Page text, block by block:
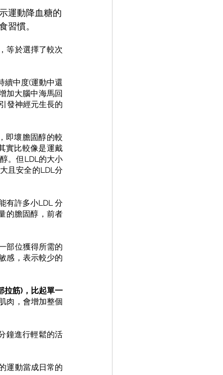
運動降血糖的
習慣。
等於選擇了較次
續中度(運動中還
加大腦中海馬回
發神經元生長的
即壞膽固醇的較
實比較像是運戴
。但LDL的大小
且安全的LDL分
有許多小LDL 分
的膽固醇，前者
部位獲得所需的
感，表示較少的
拉筋)，比起單一
肉，會增加整個
鐘進行輕鬆的活
運動當成日常的